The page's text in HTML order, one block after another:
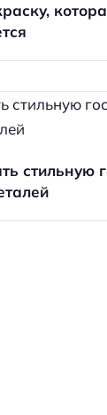
стильную